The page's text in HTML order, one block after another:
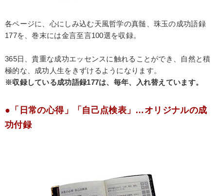
各ページに、心にしみ込む天風哲学の真髄、珠玉の成功語録
177を、巻末には金言至言100選を収録。
365日、貴重な成功エッセンスに触れることができ、自然と積
極的な、成功人生をきずけるようになります。
※収録している成功語録177は、毎年、入れ替えています。
●「日常の心得」「自己点検表」…オリジナルの成
功付録